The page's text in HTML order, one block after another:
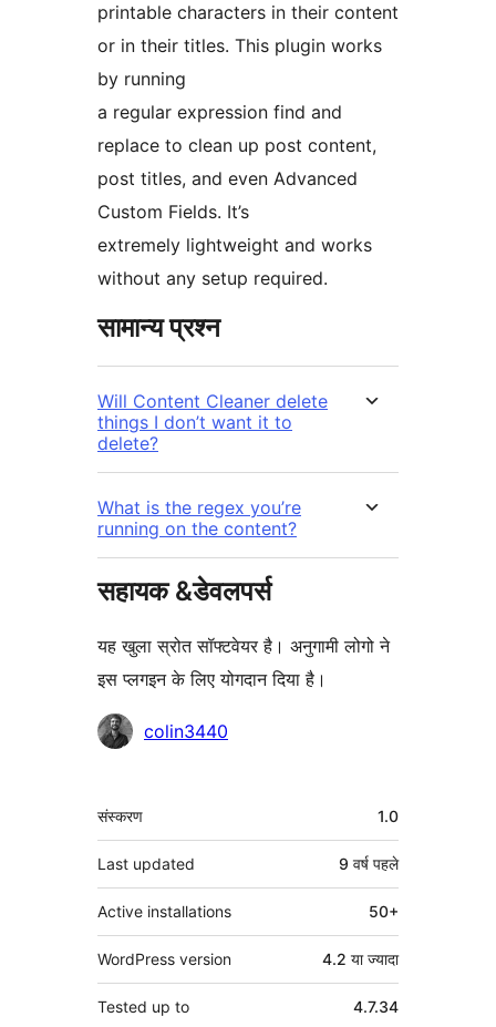
printable characters in their content
or in their titles. This plugin works
by running
a regular expression find and
replace to clean up post content,
post titles, and even Advanced
Custom Fields. It’s
extremely lightweight and works
without any setup required.
सामान्य प्रश्न
Will Content Cleaner delete
things I don’t want it to
delete?
What is the regex you’re
running on the content?
सहायक &डेवलपर्स
यह खुला स्रोत सॉफ्टवेयर है। अनुगामी लोगो ने
इस प्लगइन के लिए योगदान दिया है।
योगदानकर्ताcolin3440
मेटा
संस्करण 1.0
Last updated 9 वर्ष पहले
Active installations 50+
WordPress version 4.2 या ज्यादा
Tested up to 4.7.34